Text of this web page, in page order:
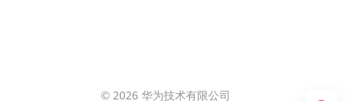
© 2026 华为技术有限公司